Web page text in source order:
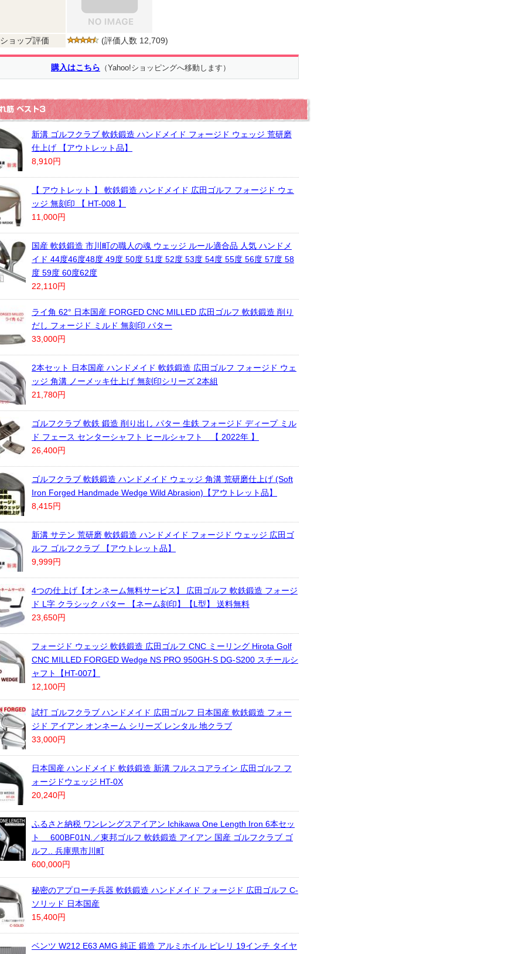
ショップ評価 (評価人数 12,709)
購入はこちら （Yahoo!ショッピングへ移動します）
新溝 ゴルフクラブ 軟鉄鍛造 ハンドメイド フォージド ウェッジ 荒研磨
仕上げ 【アウトレット品】
8,910円
【 アウトレット 】 軟鉄鍛造 ハンドメイド 広田ゴルフ フォージド ウェ
ッジ 無刻印 【 HT-008 】
11,000円
国産 軟鉄鍛造 市川町の職人の魂 ウェッジ ルール適合品 人気 ハンドメ
イド 44度46度48度 49度 50度 51度 52度 53度 54度 55度 56度 57度 58
度 59度 60度62度
22,110円
ライ角 62° 日本国産 FORGED CNC MILLED 広田ゴルフ 軟鉄鍛造 削り
だし フォージド ミルド 無刻印 パター
33,000円
2本セット 日本国産 ハンドメイド 軟鉄鍛造 広田ゴルフ フォージド ウェ
ッジ 角溝 ノーメッキ仕上げ 無刻印シリーズ 2本組
21,780円
ゴルフクラブ 軟鉄 鍛造 削り出し パター 生鉄 フォージド ディープ ミル
ド フェース センターシャフト ヒールシャフト 【 2022年 】
26,400円
ゴルフクラブ 軟鉄鍛造 ハンドメイド ウェッジ 角溝 荒研磨仕上げ (Soft
Iron Forged Handmade Wedge Wild Abrasion)【アウトレット品】
8,415円
新溝 サテン 荒研磨 軟鉄鍛造 ハンドメイド フォージド ウェッジ 広田ゴ
ルフ ゴルフクラブ 【アウトレット品】
9,999円
4つの仕上げ【オンネーム無料サービス】 広田ゴルフ 軟鉄鍛造 フォージ
ド L字 クラシック パター 【ネーム刻印】【L型】 送料無料
23,650円
フォージド ウェッジ 軟鉄鍛造 広田ゴルフ CNC ミーリング Hirota Golf
CNC MILLED FORGED Wedge NS PRO 950GH-S DG-S200 スチールシ
ャフト【HT-007】
12,100円
試打 ゴルフクラブ ハンドメイド 広田ゴルフ 日本国産 軟鉄鍛造 フォー
ジド アイアン オンネーム シリーズ レンタル 地クラブ
33,000円
日本国産 ハンドメイド 軟鉄鍛造 新溝 フルスコアライン 広田ゴルフ フ
ォージドウェッジ HT-0X
20,240円
ふるさと納税 ワンレングスアイアン Ichikawa One Length Iron 6本セッ
ト 600BF01N.／東邦ゴルフ 軟鉄鍛造 アイアン 国産 ゴルフクラブ ゴ
ルフ.. 兵庫県市川町
600,000円
秘密のアプローチ兵器 軟鉄鍛造 ハンドメイド フォージド 広田ゴルフ C-
ソリッド 日本国産
15,400円
ベンツ W212 E63 AMG 純正 鍛造 アルミホイル ピレリ 19インチ タイヤ